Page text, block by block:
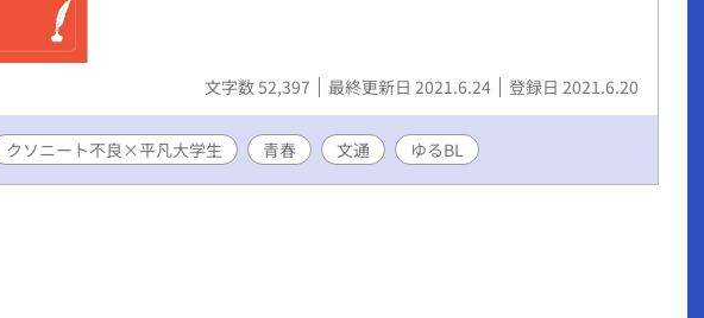
文字数 52,397 最終更新日 2021.6.24 登録日 2021.6.20
クソニート不良×平凡大学生 青春 文通 ゆるBL